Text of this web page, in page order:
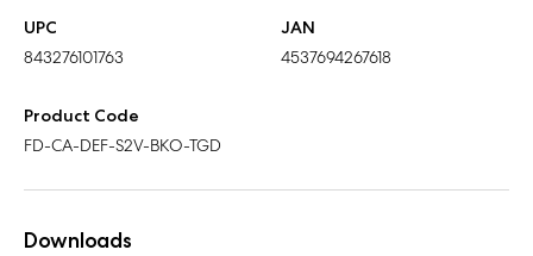
UPC
843276101763
JAN
4537694267618
Product Code
FD-CA-DEF-S2V-BKO-TGD
Downloads